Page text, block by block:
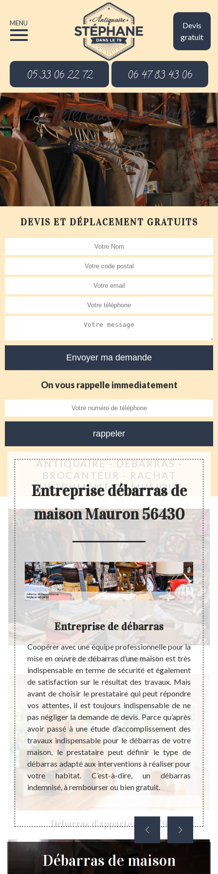
Devis
gratuit
MENU
05 33 06 22 72 06 47 83 43 06
La référence pour votre
estimation
DEVIS ET DÉPLACEMENT GRATUITS
On vous rappelle immediatement
ANTIQUAIRE - DÉBARRAS -
BROCANTEUR - RACHAT
INSTRUMENT DE MUSIQUE
Débarras de maison 79
Débarras d'appartement 79
Entreprise débarras de
maison Mauron 56430
de
rôle
la
la
est
les
de
né.
Entreprise de débarras
Coopérer avec une équipe professionnelle pour la
mise en œuvre de débarras d’une maison est très
indispensable en terme de sécurité et également
de satisfaction sur le résultat des travaux. Mais
avant de choisir le prestataire qui peut répondre
vos attentes, il est toujours indispensable de ne
pas négliger la demande de devis. Parce qu’après
avoir passé à une étude d’accomplissement des
travaux indispensable pour le débarras de votre
maison, le prestataire peut définir le type de
débarras adapté aux interventions à réaliser pour
votre habitat. C’est-à-dire, un débarras
indemnisé, à rembourser ou bien gratuit.
Avant
de
la
vos
Débarras de maison